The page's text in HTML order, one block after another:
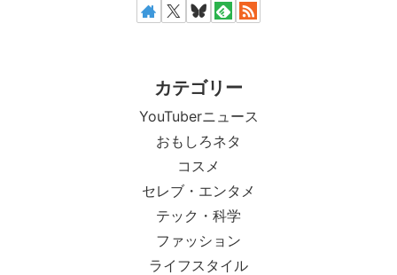
カテゴリー
YouTuberニュース
おもしろネタ
コスメ
セレブ・エンタメ
テック・科学
ファッション
ライフスタイル